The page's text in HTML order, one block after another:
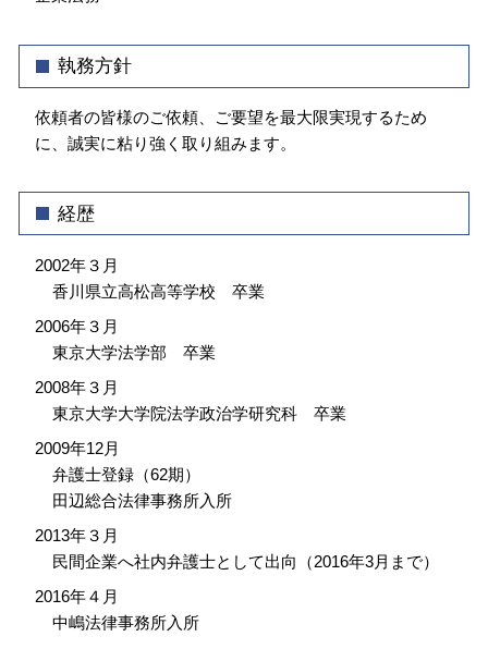
執務方針
依頼者の皆様のご依頼、ご要望を最大限実現するため
に、誠実に粘り強く取り組みます。
経歴
2002年３月
香川県立高松高等学校 卒業
2006年３月
東京大学法学部 卒業
2008年３月
東京大学大学院法学政治学研究科 卒業
2009年12月
弁護士登録（62期）
田辺総合法律事務所入所
2013年３月
民間企業へ社内弁護士として出向（2016年3月まで）
2016年４月
中嶋法律事務所入所